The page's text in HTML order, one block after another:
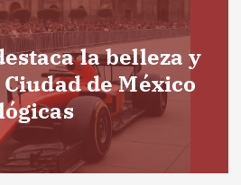
la belleza y
de México